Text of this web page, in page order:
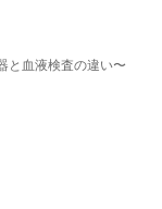
と血液検査の違い〜